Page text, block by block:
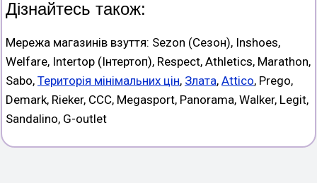
Дізнайтесь також:
Мережа магазинів взуття: Sezon (Сезон), Inshoes,
Welfare, Intertop (Інтертоп), Respect, Athletics, Marathon,
Sabo, Територія мінімальних цін, Злата, Attico, Prego,
Demark, Rieker, CCC, Megasport, Panorama, Walker, Legit,
Sandalino, G-outlet